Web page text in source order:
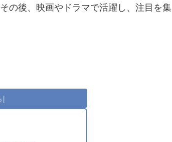
その後、映画やドラマで活躍し、注目を集